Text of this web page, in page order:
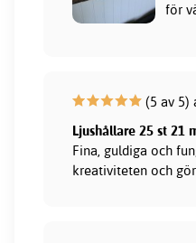
för
(5 av 5)
Ljushållare 25 st 21
Fina, guldiga och
kreativiteten och